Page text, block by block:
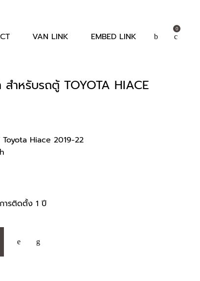
0
VAN LINK EMBED LINK
ำหรับรถตู้ TOYOTA HIACE
.
Hiace 2019-22
ารติดตั้ง 1 ปี